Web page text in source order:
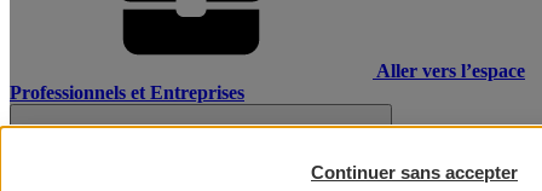
Aller vers l’espace
Professionnels et Entreprises
Continuer sans accepter